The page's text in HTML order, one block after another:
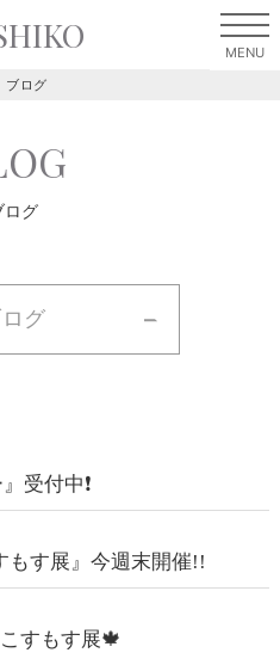
ブログ
ログ
グ
受付中❗
もす展』今週末開催!!
すもす展🍁